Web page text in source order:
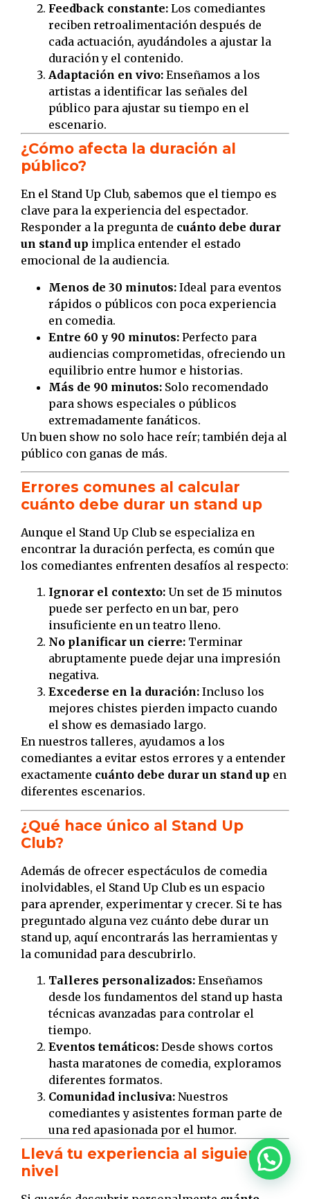
Feedback constante: Los comediantes
reciben retroalimentación después de
cada actuación, ayudándoles a ajustar la
duración y el contenido.
Adaptación en vivo: Enseñamos a los
artistas a identificar las señales del
público para ajustar su tiempo en el
escenario.
¿Cómo afecta la duración al
público?
En el Stand Up Club, sabemos que el tiempo es
clave para la experiencia del espectador.
Responder a la pregunta de cuánto debe durar
un stand up implica entender el estado
emocional de la audiencia.
Menos de 30 minutos: Ideal para eventos
rápidos o públicos con poca experiencia
en comedia.
Entre 60 y 90 minutos: Perfecto para
audiencias comprometidas, ofreciendo un
equilibrio entre humor e historias.
Más de 90 minutos: Solo recomendado
para shows especiales o públicos
extremadamente fanáticos.
Un buen show no solo hace reír; también deja al
público con ganas de más.
Errores comunes al calcular
cuánto debe durar un stand up
Aunque el Stand Up Club se especializa en
encontrar la duración perfecta, es común que
los comediantes enfrenten desafíos al respecto:
Ignorar el contexto: Un set de 15 minutos
puede ser perfecto en un bar, pero
insuficiente en un teatro lleno.
No planificar un cierre: Terminar
abruptamente puede dejar una impresión
negativa.
Excederse en la duración: Incluso los
mejores chistes pierden impacto cuando
el show es demasiado largo.
En nuestros talleres, ayudamos a los
comediantes a evitar estos errores y a entender
exactamente cuánto debe durar un stand up en
diferentes escenarios.
¿Qué hace único al Stand Up
Club?
Además de ofrecer espectáculos de comedia
inolvidables, el Stand Up Club es un espacio
para aprender, experimentar y crecer. Si te has
preguntado alguna vez cuánto debe durar un
stand up, aquí encontrarás las herramientas y
la comunidad para descubrirlo.
Talleres personalizados: Enseñamos
desde los fundamentos del stand up hasta
técnicas avanzadas para controlar el
tiempo.
Eventos temáticos: Desde shows cortos
hasta maratones de comedia, exploramos
diferentes formatos.
Comunidad inclusiva: Nuestros
comediantes y asistentes forman parte de
una red apasionada por el humor.
Llevá tu experiencia al siguiente
nivel